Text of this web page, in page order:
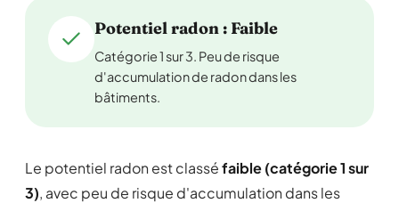
Potentiel radon : Faible
Catégorie 1 sur 3. Peu de risque
d'accumulation de radon dans les
bâtiments.
Le potentiel radon est classéfaible (catégorie 1 sur
3), avec peu de risque d'accumulation dans les